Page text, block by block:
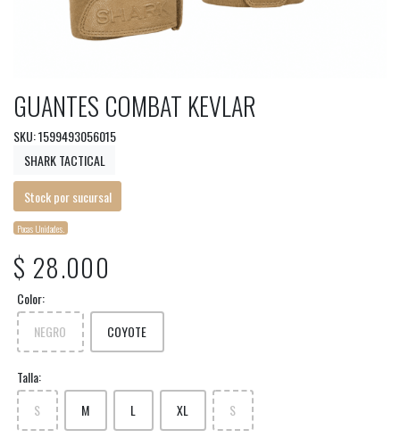
GUANTES COMBAT KEVLAR
SKU: 1599493056015
SHARK TACTICAL
Stock por sucursal
Pocas Unidades.
$ 28.000
Color:
NEGRO
COYOTE
Talla:
S
M L XL S